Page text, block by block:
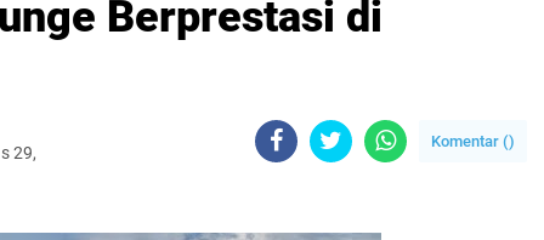
Berprestasi di
29,
Komentar ()